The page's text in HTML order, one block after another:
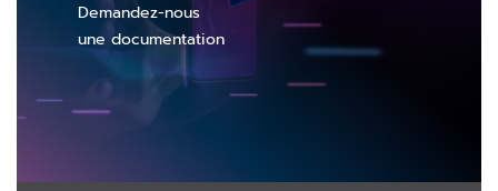
Demandez-nous
une documentation